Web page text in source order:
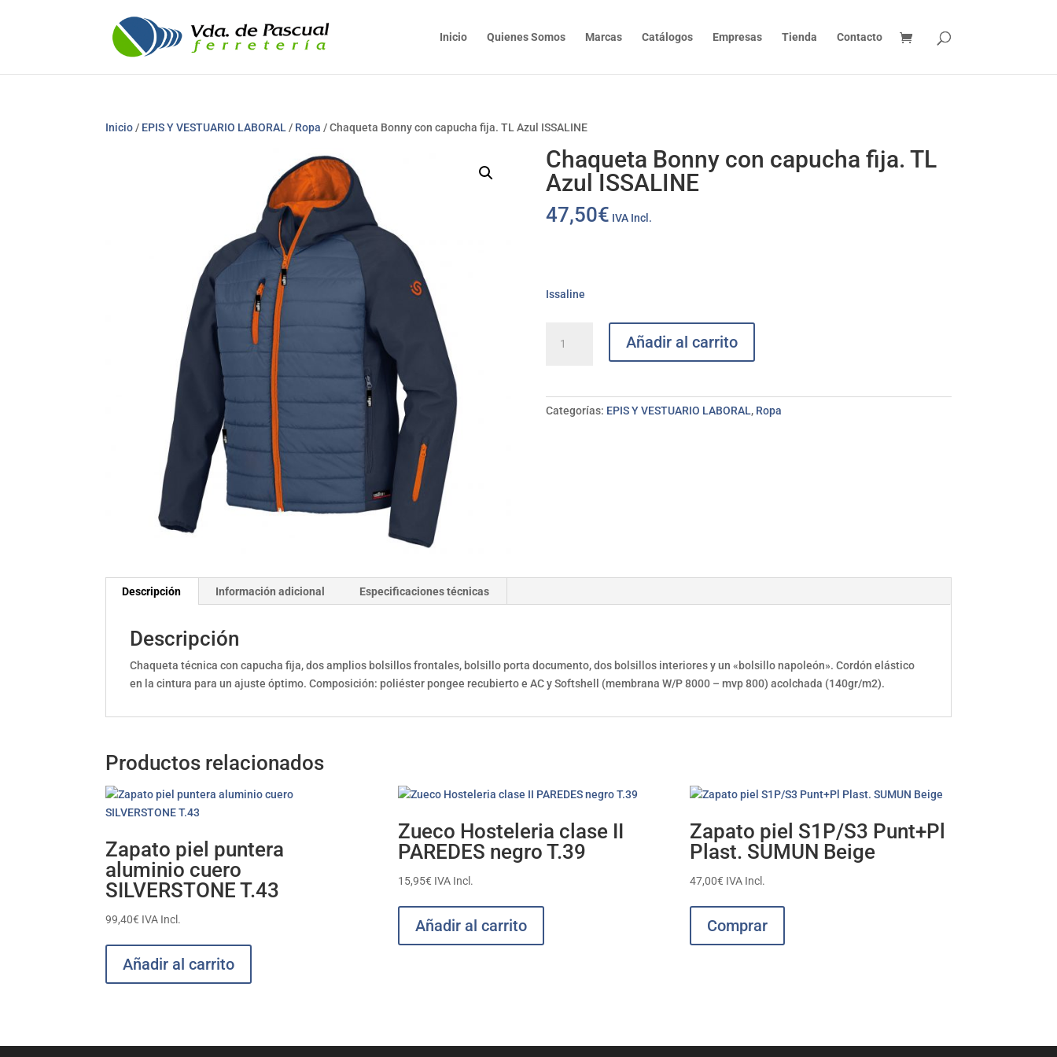
Inicio Quienes Somos Marcas Catálogos Empresas Tienda Contacto
Inicio / EPIS Y VESTUARIO LABORAL / Ropa / Chaqueta Bonny con capucha fija. TL Azul ISSALINE
Chaqueta Bonny con capucha fija. TL
Azul ISSALINE
47,50€ IVA Incl.
Issaline
Bonny
Añadir al carrito
Categorías: EPIS Y VESTUARIO LABORAL, Ropa
Descripción Información adicional Especificaciones técnicas
Descripción
Chaqueta técnica con capucha fija, dos amplios bolsillos frontales, bolsillo porta documento, dos bolsillos interiores y un «bolsillo napoleón». Cordón elástico
en la cintura para un ajuste óptimo. Composición: poliéster pongee recubierto e AC y Softshell (membrana W/P 8000 – mvp 800) acolchada (140gr/m2).
Productos relacionados
Zapato piel puntera
aluminio cuero
SILVERSTONE T.43
99,40€ IVA Incl.
Añadir al carrito
Zueco Hosteleria clase II
PAREDES negro T.39
15,95€ IVA Incl.
Añadir al carrito
Zapato piel S1P/S3 Punt+Pl
Plast. SUMUN Beige
47,00€ IVA Incl.
Comprar